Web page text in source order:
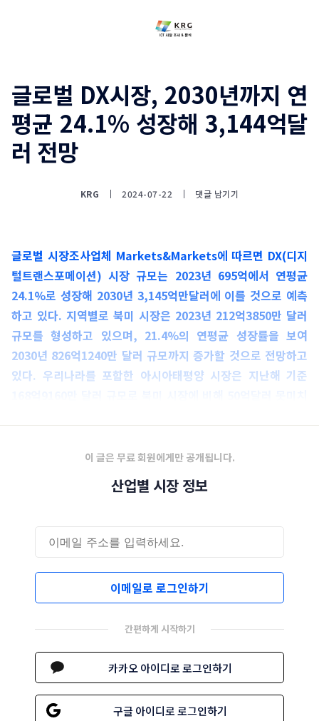
글로벌 DX시장, 2030년까지 연
평균 24.1% 성장해 3,144억달
러 전망
KRG 2024-07-22 댓글 남기기
글로벌 시장조사업체 Markets&Markets에 따르면 DX(디지
털트랜스포메이션) 시장 규모는 2023년 695억에서 연평균
24.1%로 성장해 2030년 3,145억만달러에 이를 것으로 예측
하고 있다. 지역별로 북미 시장은 2023년 212억3850만 달러
규모를 형성하고 있으며, 21.4%의 연평균 성장률을 보여
2030년 826억1240만 달러 규모까지 증가할 것으로 전망하고
있다. 우리나라를 포함한 아시아태평양 시장은 지난해 기준
이 글은 무료 회원에게만 공개됩니다.
산업별 시장 정보
이메일로 로그인하기
간편하게 시작하기
카카오 아이디로 로그인하기
구글 아이디로 로그인하기